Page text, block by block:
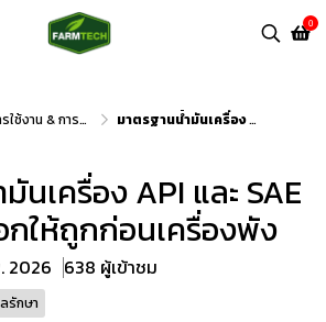
0
าน & การดูแลรักษา มาตรฐานน้ำมันเครื่อง API และ SAE คืออะไร? เลือกให้ถูกก่อนเครื่องพัง
นเครื่อง API และ SAE
กให้ถูกก่อนเครื่องพัง
2026 638 ผู้เข้าชม
รักษา